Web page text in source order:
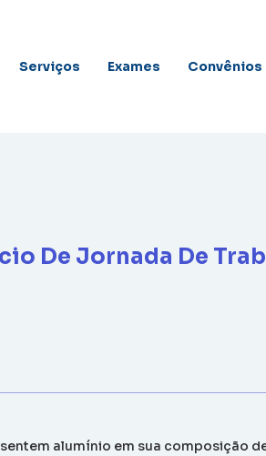
Serviços Exames Convênios
De Jornada De
alumínio em sua composição